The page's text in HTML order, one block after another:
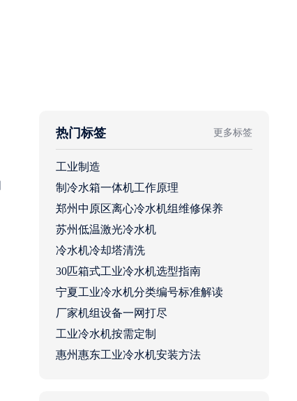
热门标签 更多标签
工业制造
制冷水箱一体机工作原理
郑州中原区离心冷水机组维修保养
苏州低温激光冷水机
冷水机冷却塔清洗
30匹箱式工业冷水机选型指南
宁夏工业冷水机分类编号标准解读
厂家机组设备一网打尽
工业冷水机按需定制
惠州惠东工业冷水机安装方法